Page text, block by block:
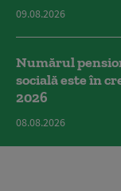
09.08.2026
Numărul
socială este în
2026
08.08.2026